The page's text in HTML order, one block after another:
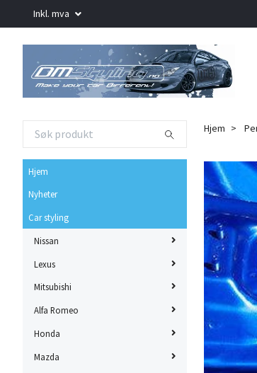
Inkl. mva
Hjem
Nyheter
Car styling
Nissan
Lexus
Mitsubishi
Alfa Romeo
Honda
Mazda
Hjem